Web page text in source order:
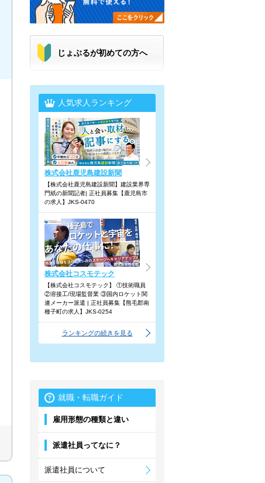
じょぶるが初めての方へ
人気求人ランキング
株式会社鹿児島建設新聞
【株式会社鹿児島建設新聞】建設業界専
門紙の新聞記者| 正社員募集【鹿児島市
の求人】JKS-0470
株式会社コスモテック
【株式会社コスモテック】 ①技術職員
②溶接工/現場監督業 ③国内ロケット関
連メーカー派遣 | 正社員募集【熊毛郡南
種子町の求人】JKS-0254
ランキングの続きを見る
就職・転職ガイド
雇用形態の種類と違い
派遣社員ってなに？
派遣社員について